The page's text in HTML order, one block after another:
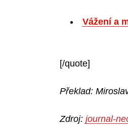
Vážení a
[/quote]
Překlad:
Zdroj: journal-